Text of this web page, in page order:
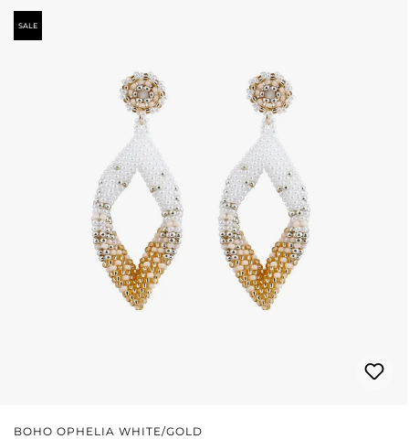
SALE
BOHO OPHELIA WHITE/GOLD